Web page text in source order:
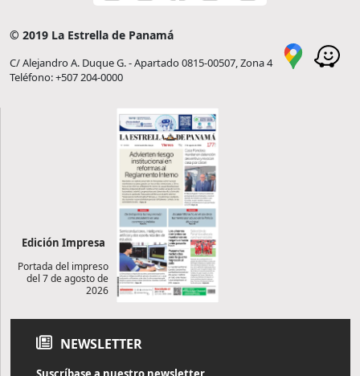
© 2019 La Estrella de Panamá
C/ Alejandro A. Duque G. - Apartado 0815-00507, Zona 4
Teléfono: +507 204-0000
Edición Impresa
Portada del impreso
del 7 de agosto de
2026
NEWSLETTER